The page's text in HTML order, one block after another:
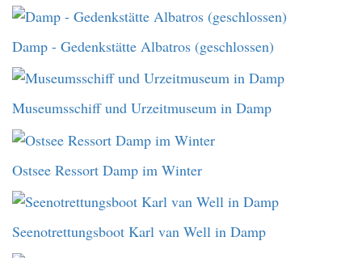
Damp - Gedenkstätte Albatros (geschlossen)
Museumsschiff und Urzeitmuseum in Damp
Ostsee Ressort Damp im Winter
Seenotrettungsboot Karl van Well in Damp